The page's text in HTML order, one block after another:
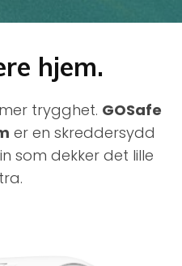
hjem.
trygghet. GOSafe
er en skreddersydd
som dekker det lille